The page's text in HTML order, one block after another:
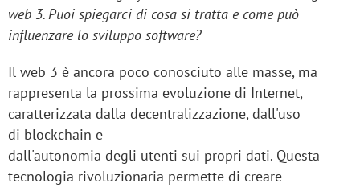
web 3. Puoi spiegarci di cosa si tratta e come può
influenzare lo sviluppo software?
Il web 3 è ancora poco conosciuto alle masse, ma
rappresenta la prossima evoluzione di Internet,
caratterizzata dalla decentralizzazione, dall'uso
di blockchain e
dall'autonomia degli utenti sui propri dati. Questa
tecnologia rivoluzionaria permette di creare